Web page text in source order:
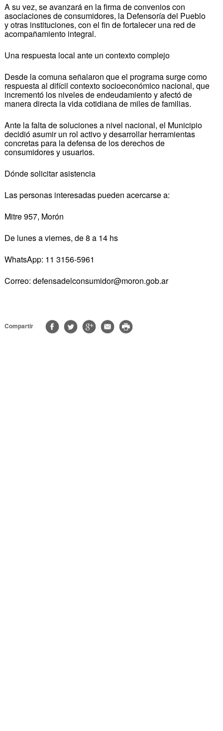
A su vez, se avanzará en la firma de convenios con
asociaciones de consumidores, la Defensoría del Pueblo
y otras instituciones, con el fin de fortalecer una red de
acompañamiento integral.
Una respuesta local ante un contexto complejo
Desde la comuna señalaron que el programa surge como
respuesta al difícil contexto socioeconómico nacional, que
incrementó los niveles de endeudamiento y afectó de
manera directa la vida cotidiana de miles de familias.
Ante la falta de soluciones a nivel nacional, el Municipio
decidió asumir un rol activo y desarrollar herramientas
concretas para la defensa de los derechos de
consumidores y usuarios.
Dónde solicitar asistencia
Las personas interesadas pueden acercarse a:
Mitre 957, Morón
De lunes a viernes, de 8 a 14 hs
WhatsApp: 11 3156-5961
Correo: defensadelconsumidor@moron.gob.ar
Compartir